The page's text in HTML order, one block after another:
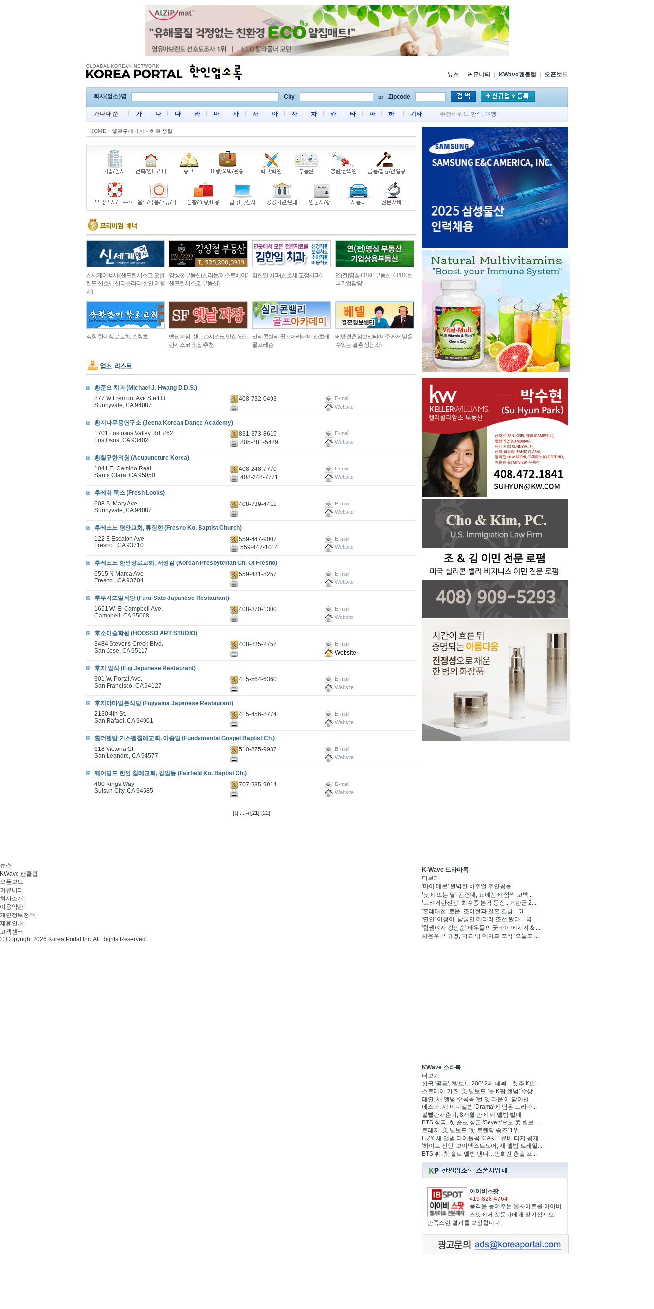
뉴스 커뮤니티 KWave팬클럽 오픈보드
회사(업소)명 City or Zipcode
가나다 순 가 나 다 라 마 바 사 아 자 차 카 타 파 하 기타 추천키워드 한식 , 여행
HOME > 옐로우페이지 > 하로 정렬
신세계여행사 (샌프란시스코 오클
랜드 산호세 산타클라라 한인 여행
사)
강상철부동산(산라몬/이스트베이/
샌프란시스코 부동산)
김한일 치과(산호세 교정치과)
연(전)영심 CBRE 부동산 -CBRE 한
국기업담당
상항 한미장로교회, 손창호
옛날짜장 -샌프란시스코 맛집 /샌프
란시스코 맛집 추천
실리콘밸리 골프아카데미-산호세
골프레슨
베델결혼정보센타(미주에서 믿을
수있는 결혼 상담소)
황준오 치과 (Michael J. Hwang D.D.S.)
877 W Fremont Ave Ste H3
Sunnyvale, CA 94087
408-732-0493
E-mail
Website
황지나무용연구소 (Jeena Korean Dance Academy)
1701 Los osos Valley Rd. #62
Los Osos, CA 93402
831-373-8615 E-mail
805-781-5429 Website
황철규한의원 (Acupuncture Korea)
1041 El Camino Real
Santa Clara, CA 95050
408-248-7770 E-mail
408-248-7771 Website
후레쉬 룩스 (Fresh Looks)
608 S. Mary Ave.
Sunnyvale, CA 94087
408-739-4411
E-mail
Website
후레스노 평안교회, 류장현 (Fresno Ko. Baptist Church)
122 E Escalon Ave
Fresno , CA 93710
559-447-9007 E-mail
559-447-1014 Website
후레즈노 한인장로교회, 서정길 (Korean Presbyterian Ch. Of Fresno)
6515 N Maroa Ave
Fresno , CA 93704
559-431-8257
E-mail
Website
후루사또일식당 (Furu-Sato Japanese Restaurant)
1651 W. El Campbell Ave.
Campbell, CA 95008
408-370-1300
E-mail
Website
후소미술학원 (HOOSSO ART STUDIO)
3484 Stevens Creek Blvd.
San Jose, CA 95117
408-835-2752 E-mail
Website
후지 일식 (Fuji Japanese Restaurant)
301 W. Portal Ave.
San Francisco, CA 94127
415-564-6360
E-mail
Website
후지야마일본식당 (Fujiyama Japanese Restaurant)
2130 4th St.
San Rafael, CA 94901
415-456-8774
E-mail
Website
훤더멘탈 가스펠침례교회, 이종일 (Fundamental Gospel Baptist Ch.)
618 Victoria Ct
San Leandro, CA 94577
510-875-9937
E-mail
Website
훼어필드 한인 침례교회, 김일동 (Fairfield Ko. Baptist Ch.)
400 Kings Way
Suisun City, CA 94585
707-235-9914
E-mail
Website
[1]... [21] [22]
K-Wave 드라마톡
더보기
'마이 데몬' 완벽한 비주얼 주인공들
‘낮에 뜨는 달’ 김영대, 표예진에 깜짝 고백...
‘고려거란전쟁’ 최수종 본격 등장...거란군 2...
'혼례대첩' 로운, 조이현과 결혼 결심…'3...
'연인' 이청아, 남궁민 데리러 조선 왔다…극...
'힘쎈여자 강남순' 배우들의 굿바이 메시지 & ...
차은우·박규영, 학교 밖 데이트 포착 '오늘도 ...
KWave 스타톡
더보기
정국 '골든', '빌보드 200' 2위 데뷔…첫주 K팝 ...
스트레이 키즈, 美 빌보드 '톱 K팝 앨범' 수상...
태연, 새 앨범 수록곡 '번 잇 다운'에 담아낸 ...
에스파, 새 미니앨범 'Drama'에 담은 드라마...
볼빨간사춘기, 8개월 만에 새 앨범 발매
BTS 정국, 첫 솔로 싱글 'Seven'으로 美 빌보...
트레저, 美 빌보드 '핫 트렌딩 송즈' 1위
ITZY, 새 앨범 타이틀곡 'CAKE' 뮤비 티저 공개...
'하이브 신인' 보이넥스트도어, 새 앨범 트레일...
BTS 뷔, 첫 솔로 앨범 낸다…민희진 총괄 프...
아이비스팟
415-828-4764
품격을 높여주는 웹사이트를 아이비
스팟에서 전문가에게 맡기십시오.
만족스런 결과를 보장합니다.
뉴스
KWave 팬클럽
오픈보드
커뮤니티
회사소개
이용약관
개인정보정책
제휴안내
고객센터
© Copyright 2026 Korea Portal Inc. All Rights Reserved.